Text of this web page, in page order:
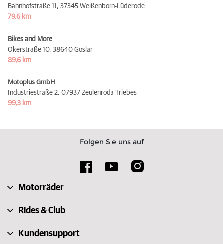
Bahnhofstraße 11, 37345 Weißenborn-Lüderode
79,6 km
Bikes and More
Okerstraße 10, 38640 Goslar
89,6 km
Motoplus GmbH
Industriestraße 2, 07937 Zeulenroda-Triebes
99,3 km
Folgen Sie uns auf
Motorräder
Rides & Club
Kundensupport